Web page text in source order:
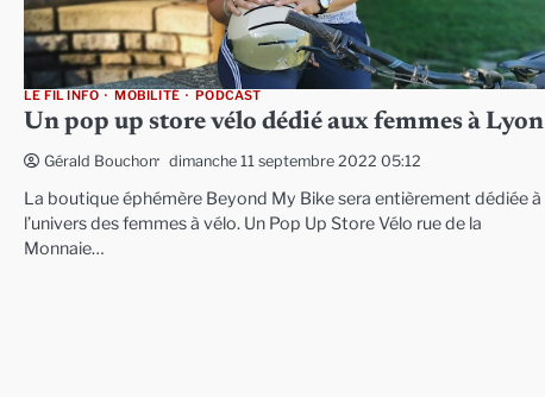
LE FIL INFO MOBILITÉ PODCAST
Un pop up store vélo dédié aux femmes à Lyon
Gérald Bouchon dimanche 11 septembre 2022 05:12
La boutique éphémère Beyond My Bike sera entièrement dédiée à
l’univers des femmes à vélo. Un Pop Up Store Vélo rue de la
Monnaie…